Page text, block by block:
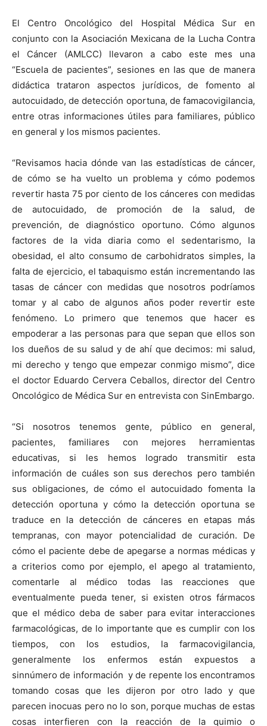
El Centro Oncológico del Hospital Médica Sur en
conjunto con la Asociación Mexicana de la Lucha Contra
el Cáncer (AMLCC) llevaron a cabo este mes una
“Escuela de pacientes”, sesiones en las que de manera
didáctica trataron aspectos jurídicos, de fomento al
autocuidado, de detección oportuna, de famacovigilancia,
entre otras informaciones útiles para familiares, público
en general y los mismos pacientes.
“Revisamos hacia dónde van las estadísticas de cáncer,
de cómo se ha vuelto un problema y cómo podemos
revertir hasta 75 por ciento de los cánceres con medidas
de autocuidado, de promoción de la salud, de
prevención, de diagnóstico oportuno. Cómo algunos
factores de la vida diaria como el sedentarismo, la
obesidad, el alto consumo de carbohidratos simples, la
falta de ejercicio, el tabaquismo están incrementando las
tasas de cáncer con medidas que nosotros podríamos
tomar y al cabo de algunos años poder revertir este
fenómeno. Lo primero que tenemos que hacer es
empoderar a las personas para que sepan que ellos son
los dueños de su salud y de ahí que decimos: mi salud,
mi derecho y tengo que empezar conmigo mismo”, dice
el doctor Eduardo Cervera Ceballos, director del Centro
Oncológico de Médica Sur en entrevista con SinEmbargo.
“Si nosotros tenemos gente, público en general,
pacientes, familiares con mejores herramientas
educativas, si les hemos logrado transmitir esta
información de cuáles son sus derechos pero también
sus obligaciones, de cómo el autocuidado fomenta la
detección oportuna y cómo la detección oportuna se
traduce en la detección de cánceres en etapas más
tempranas, con mayor potencialidad de curación. De
cómo el paciente debe de apegarse a normas médicas y
a criterios como por ejemplo, el apego al tratamiento,
comentarle al médico todas las reacciones que
eventualmente pueda tener, si existen otros fármacos
que el médico deba de saber para evitar interacciones
farmacológicas, de lo importante que es cumplir con los
tiempos, con los estudios, la farmacovigilancia,
generalmente los enfermos están expuestos a
sinnúmero de información y de repente los encontramos
tomando cosas que les dijeron por otro lado y que
parecen inocuas pero no lo son, porque muchas de estas
cosas interfieren con la reacción de la quimio o